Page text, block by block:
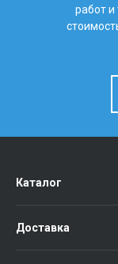
работ и
Каталог
Доставка